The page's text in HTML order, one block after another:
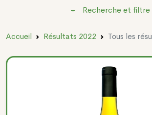
Recherche et filtre
Accueil Résultats 2022 Tous les